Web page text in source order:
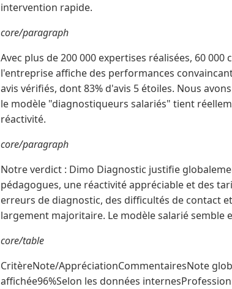
intervention rapide.
core/paragraph
Avec plus de 200 000 expertises réalisées, 60
l'entreprise affiche des performances
avis vérifiés, dont 83% d'avis 5 étoiles. Nous
le modèle "diagnostiqueurs salariés" tient
réactivité.
core/paragraph
Notre verdict : Dimo Diagnostic justifie
pédagogues, une réactivité appréciable et des
erreurs de diagnostic, des difficultés de contact
largement majoritaire. Le modèle salarié
core/table
CritèreNote/AppréciationCommentairesNote
affichée96%Selon les données